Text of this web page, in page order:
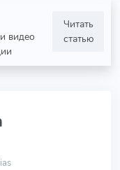
видео
Читать
статью